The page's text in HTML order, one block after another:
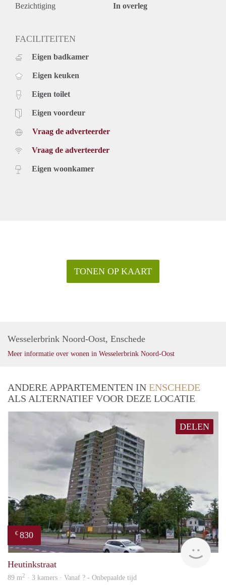
Bezichtiging In overleg
FACILITEITEN
Eigen badkamer
Eigen keuken
Eigen toilet
Eigen voordeur
Vraag de adverteerder
Vraag de adverteerder
Eigen woonkamer
TONEN OP KAART
Wesselerbrink Noord-Oost, Enschede
Meer informatie over wonen in Wesselerbrink Noord-Oost
ANDERE APPARTEMENTEN IN ENSCHEDE
ALS ALTERNATIEF VOOR DEZE LOCATIE
DELEN
€ 830
Heutinkstraat
89 m2 · 3 kamers · Vanaf ? - Onbepaalde tijd